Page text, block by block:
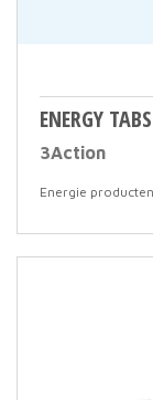
ENERGY
3Action
Energie producten